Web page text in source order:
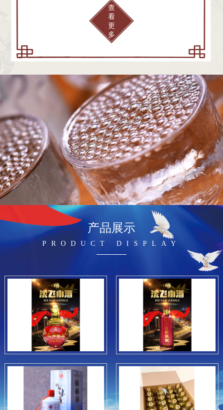
查
看
更
多
产品展示
PRODUCT DISPLAY